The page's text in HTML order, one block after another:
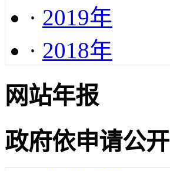
· 2019年
· 2018年
网站年报
政府依申请公开